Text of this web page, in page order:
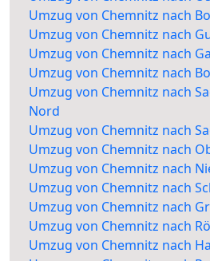
Umzug von Chemnitz nach
Umzug von Chemnitz nach
Umzug von Chemnitz nach
Umzug von Chemnitz nach
Umzug von Chemnitz nach
Nord
Umzug von Chemnitz nach
Umzug von Chemnitz nach
Umzug von Chemnitz nach
Umzug von Chemnitz nach
Umzug von Chemnitz nach
Umzug von Chemnitz nach
Umzug von Chemnitz nach